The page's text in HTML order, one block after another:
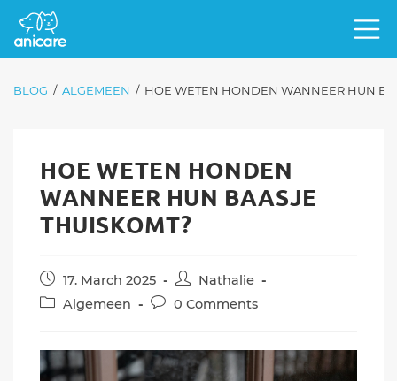
BLOG / ALGEMEEN / HOE WETEN HONDEN WANNEER HUN
HOE WETEN HONDEN
WANNEER HUN BAASJE
THUISKOMT?
Post
published:
17. March 2025
Post
author:
Nathalie
PostAlgemeen
Post0 Comments